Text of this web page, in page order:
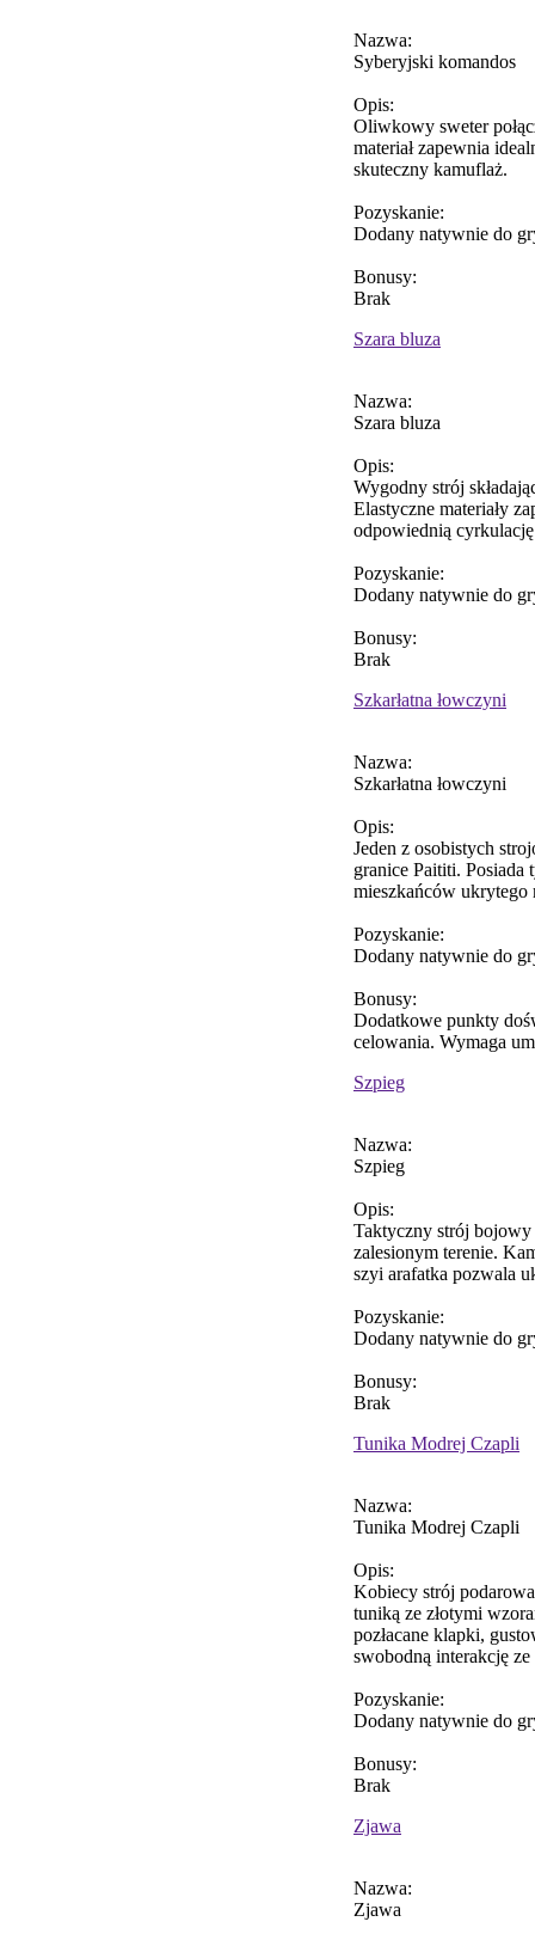
Nazwa:
Syberyjski komandos
Opis:
Oliwkowy sweter
materiał zapewnia
skuteczny kamuflaż.
Pozyskanie:
Dodany natywnie do
Bonusy:
Brak
Szara bluza
Nazwa:
Szara bluza
Opis:
Wygodny strój
Elastyczne materiały
odpowiednią
Pozyskanie:
Dodany natywnie do
Bonusy:
Brak
Szkarłatna łowczyni
Nazwa:
Szkarłatna łowczyni
Opis:
Jeden z osobistych
granice Paititi.
mieszkańców ukrytego
Pozyskanie:
Dodany natywnie do
Bonusy:
Dodatkowe punkty
celowania. Wymaga
Szpieg
Nazwa:
Szpieg
Opis:
Taktyczny strój
zalesionym terenie.
szyi arafatka pozwala
Pozyskanie:
Dodany natywnie do
Bonusy:
Brak
Tunika Modrej Czapli
Nazwa:
Tunika Modrej Czapli
Opis:
Kobiecy strój
tuniką ze złotymi
pozłacane klapki,
swobodną interakcję
Pozyskanie:
Dodany natywnie do
Bonusy:
Brak
Zjawa
Nazwa:
Zjawa